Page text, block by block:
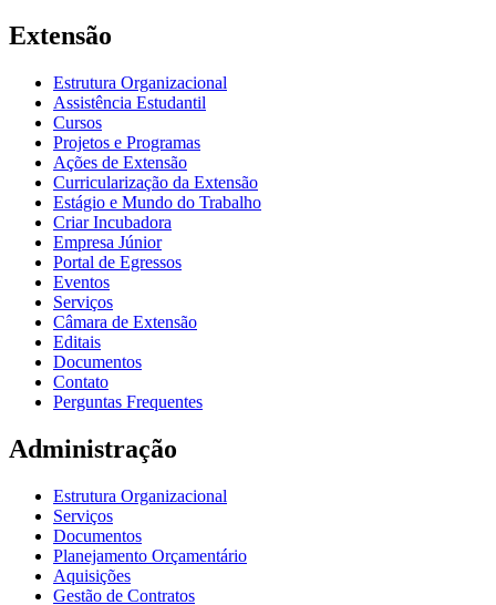
Extensão
Estrutura Organizacional
Assistência Estudantil
Cursos
Projetos e Programas
Ações de Extensão
Curricularização da Extensão
Estágio e Mundo do Trabalho
Criar Incubadora
Empresa Júnior
Portal de Egressos
Eventos
Serviços
Câmara de Extensão
Editais
Documentos
Contato
Perguntas Frequentes
Administração
Estrutura Organizacional
Serviços
Documentos
Planejamento Orçamentário
Aquisições
Gestão de Contratos